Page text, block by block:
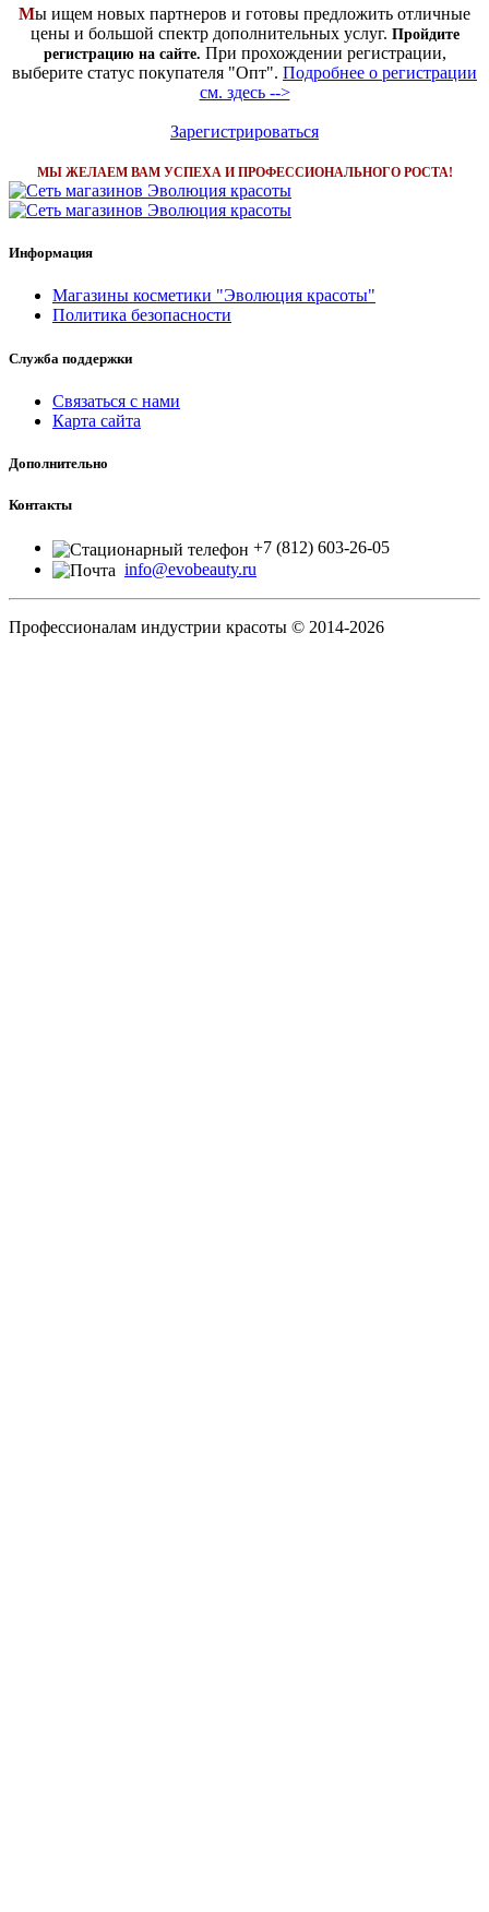
Мы ищем новых партнеров и готовы предложить отличные
цены и большой спектр дополнительных услуг. Пройдите
регистрацию на сайте. При прохождении регистрации,
выберите статус покупателя "Опт". Подробнее о регистрации
см. здесь -->
Зарегистрироваться
МЫ ЖЕЛАЕМ ВАМ УСПЕХА И ПРОФЕССИОНАЛЬНОГО РОСТА!
Информация
Магазины косметики "Эволюция красоты"
Политика безопасности
Служба поддержки
Связаться с нами
Карта сайта
Дополнительно
Контакты
+7 (812) 603-26-05
info@evobeauty.ru
Профессионалам индустрии красоты © 2014-2026